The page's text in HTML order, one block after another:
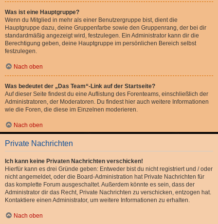
Was ist eine Hauptgruppe?
Wenn du Mitglied in mehr als einer Benutzergruppe bist, dient die
Hauptgruppe dazu, deine Gruppenfarbe sowie den Gruppenrang, der bei dir
standardmäßig angezeigt wird, festzulegen. Ein Administrator kann dir die
Berechtigung geben, deine Hauptgruppe im persönlichen Bereich selbst
festzulegen.
Nach oben
Was bedeutet der „Das Team“-Link auf der Startseite?
Auf dieser Seite findest du eine Auflistung des Forenteams, einschließlich der
Administratoren, der Moderatoren. Du findest hier auch weitere Informationen
wie die Foren, die diese im Einzelnen moderieren.
Nach oben
Private Nachrichten
Ich kann keine Privaten Nachrichten verschicken!
Hierfür kann es drei Gründe geben: Entweder bist du nicht registriert und / oder
nicht angemeldet, oder die Board-Administration hat Private Nachrichten für
das komplette Forum ausgeschaltet. Außerdem könnte es sein, dass der
Administrator dir das Recht, Private Nachrichten zu verschicken, entzogen hat.
Kontaktiere einen Administrator, um weitere Informationen zu erhalten.
Nach oben